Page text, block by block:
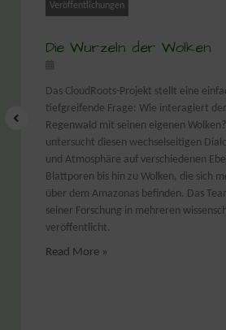
Veröffentlichungen
Die Wurzeln der Wolken
Das CloudRoots-Projekt stellt eine
tiefgreifende Frage: Wie interagiert
Regenwald mit seinen eigenen
untersucht diesen wechselseitigen
und Atmosphäre auf verschiedenen
Blattporen bis hin zu Wolken, die sich
über dem Amazonas befinden. Das
seiner Forschung in mehreren
veröffentlicht.
Read More »